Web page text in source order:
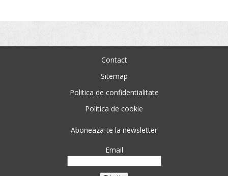
Contact
Sitemap
Politica de confidentialitate
Politica de cookie
Aboneaza-te la newsletter
Email